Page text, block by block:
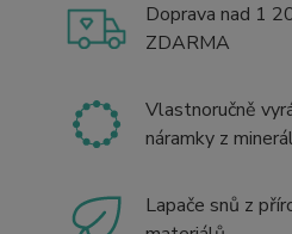
Doprava nad 1
ZDARMA
Vlastnoručně
náramky z
Lapače snů z